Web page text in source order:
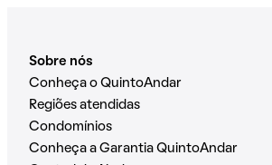
Sobre nós
Conheça o QuintoAndar
Regiões atendidas
Condomínios
Conheça a Garantia QuintoAndar